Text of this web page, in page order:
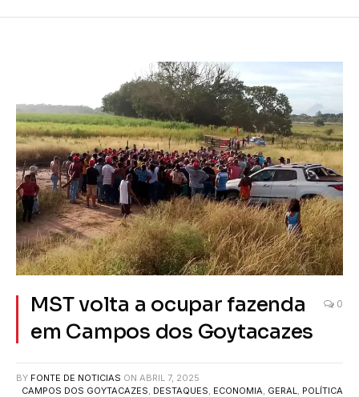
MST volta a ocupar fazenda
em Campos dos Goytacazes
0
BY FONTE DE NOTICIAS ON ABRIL 7, 2025
CAMPOS DOS GOYTACAZES DESTAQUES ECONOMIA GERAL POLÍTICA